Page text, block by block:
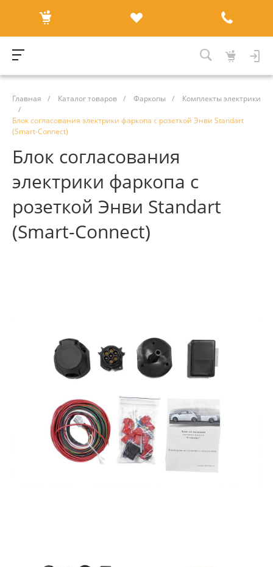
Главная / Каталог товаров / Фаркопы /
Комплекты электрики
/
Блок согласования электрики фаркопа с розеткой Энви Standart
(Smart-Connect)
Блок согласования
электрики фаркопа с
розеткой Энви Standart
(Smart-Connect)